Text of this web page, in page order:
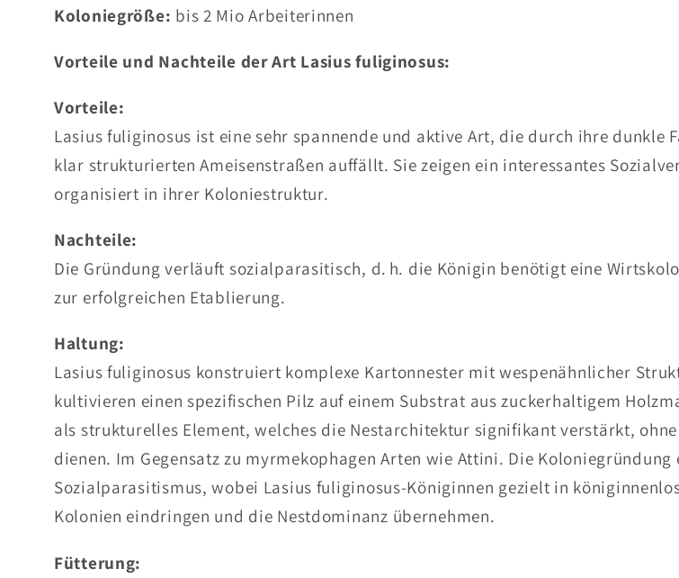
Koloniegröße: bis 2 Mio Arbeiterinnen
Vorteile und Nachteile der Art Lasius fuliginosus:
Vorteile:
Lasius fuliginosus ist eine sehr spannende und aktive Art, die durch ihre dunkle
klar strukturierten Ameisenstraßen auffällt. Sie zeigen ein interessantes
organisiert in ihrer Koloniestruktur.
Nachteile:
Die Gründung verläuft sozialparasitisch, d. h. die Königin benötigt eine
zur erfolgreichen Etablierung.
Haltung:
Lasius fuliginosus konstruiert komplexe Kartonnester mit wespenähnlicher
kultivieren einen spezifischen Pilz auf einem Substrat aus zuckerhaltigem
als strukturelles Element, welches die Nestarchitektur signifikant verstärkt,
dienen. Im Gegensatz zu myrmekophagen Arten wie Attini. Die
Sozialparasitismus, wobei Lasius fuliginosus-Königinnen gezielt in
Kolonien eindringen und die Nestdominanz übernehmen.
Fütterung: